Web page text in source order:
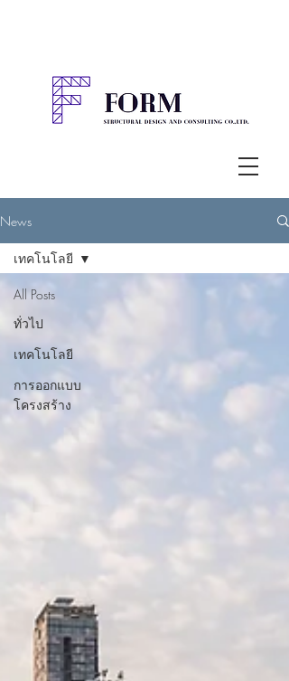
News
All Posts
ทั่วไป
เทคโนโลยี
การออกแบบ
โครงสร้าง
เทคโนโลยี